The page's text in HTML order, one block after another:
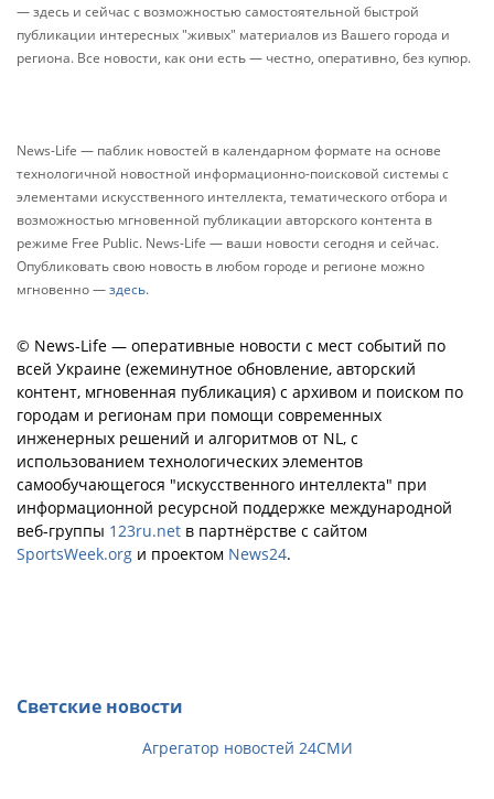
— здесь и сейчас с возможностью самостоятельной быстрой
публикации интересных "живых" материалов из Вашего города и
региона. Все новости, как они есть — честно, оперативно, без купюр.
News-Life — паблик новостей в календарном формате на основе
технологичной новостной информационно-поисковой системы с
элементами искусственного интеллекта, тематического отбора и
возможностью мгновенной публикации авторского контента в
режиме Free Public. News-Life — ваши новости сегодня и сейчас.
Опубликовать свою новость в любом городе и регионе можно
мгновенно —здесь.
© News-Life — оперативные новости с мест событий по
всей Украине (ежеминутное обновление, авторский
контент, мгновенная публикация) с архивом и поиском по
городам и регионам при помощи современных
инженерных решений и алгоритмов от NL, с
использованием технологических элементов
самообучающегося "искусственного интеллекта" при
информационной ресурсной поддержке международной
веб-группы 123ru.net в партнёрстве с сайтом
SportsWeek.org и проектом News24.
Светские новости
Агрегатор новостей 24СМИ